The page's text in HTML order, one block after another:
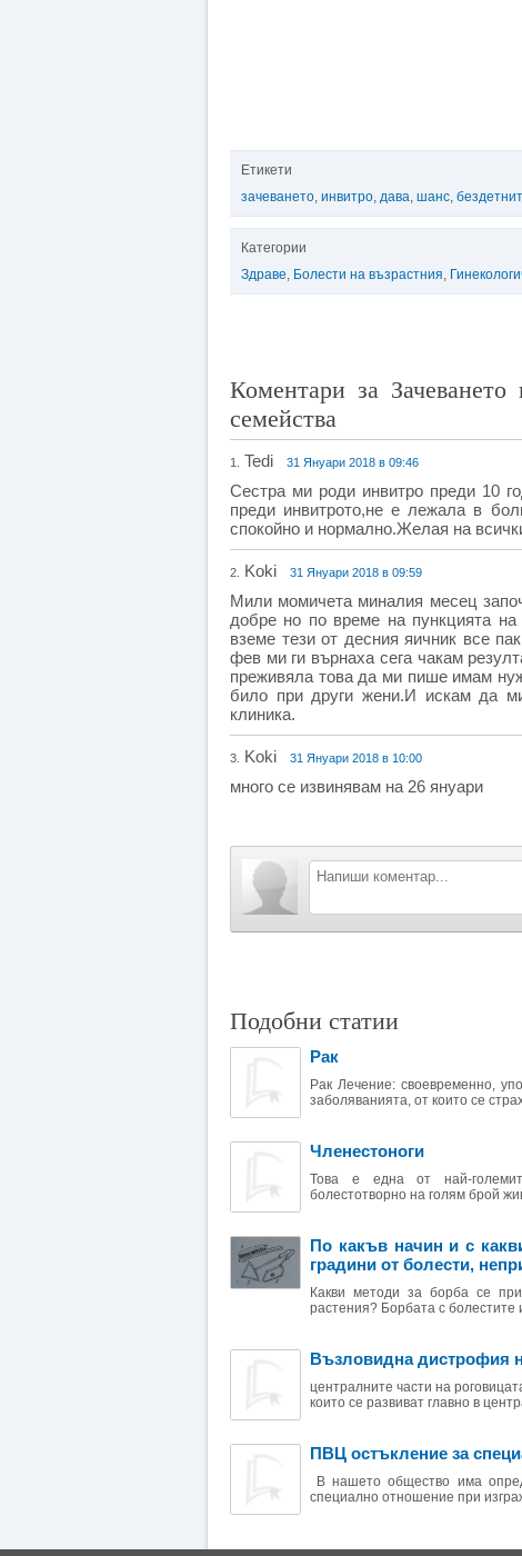
Етикети
зачеването, инвитро, дава, шанс,
Категории
Здраве, Болести на възрастния,
Коментари за
семейства
1. Tedi 31 Януари 2018 в 09:46
Сестра ми роди инвитро преди 10
преди инвитрото,не е лежала в
спокойно и нормално.Желая на
2. Koki 31 Януари 2018 в 09:59
Мили момичета миналия месец
добре но по време на пункцията
вземе тези от десния яичник все
фев ми ги върнаха сега чакам
преживяла това да ми пише имам
било при други жени.И искам да
клиника.
3. Koki 31 Януари 2018 в 10:00
много се извинявам на 26 януари
Подобни статии
Рак
Рак Лечение: своевременно,
заболяванията, от които се
Членестоноги
Това е една от най-
болестотворно на голям брой
По какъв начин и с
градини от болести,
Какви методи за борба се
растения? Борбата с
Възловидна дистрофия
централните части на
които се развиват главно в
ПВЦ остъкление за
В нашето общество има
специално отношение при